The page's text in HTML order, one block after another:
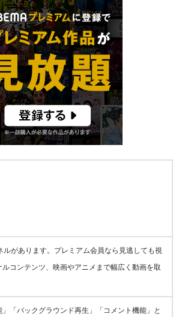
ルがあります。プレミアム会員なら見逃しても視
コンテンツ、映画やアニメまで幅広く動画を取
」「バックグラウンド再生」「コメント機能」と